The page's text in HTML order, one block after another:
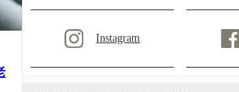
Instagram